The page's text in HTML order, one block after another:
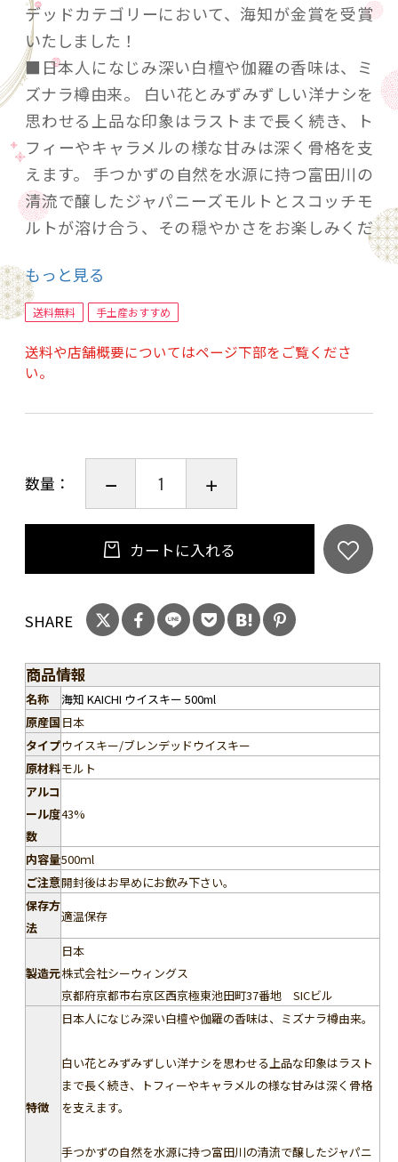
デッドカテゴリーにおいて、海知が金賞を受賞
いたしました！
■日本人になじみ深い白檀や伽羅の香味は、ミ
ズナラ樽由来。 白い花とみずみずしい洋ナシを
思わせる上品な印象はラストまで長く続き、ト
フィーやキャラメルの様な甘みは深く骨格を支
えます。 手つかずの自然を水源に持つ富田川の
清流で醸したジャパニーズモルトとスコッチモ
ルトが溶け合う、その穏やかさをお楽しみくだ
■おすすめの飲み方 奥行きのあるゴールドの液
色が物語るように、華やぎと落ち着き、甘味と
レートで味わうのがオススメです。 アルコール
ズナラの持つ蜜のニュアンスを愉しめます。
アルコール：43%
タイプ:ブレンデッドウイスキー
20歳未満の飲酒は法律で禁止されています。当
店は20歳未満の方への酒類の販売はいたしてお
りません。
ご購入時、「ご注文手続き」画面の「お問い合
い。
ことよりモール会員で生年月日登録済みの方
は、お問い合わせ欄への入力は不要です。
もっと見る
送料無料 手土産おすすめ
送料や店舗概要についてはページ下部をご覧くださ
い。
数量：
カートに入れる
SHARE
商品情報
名称
海知 KAICHI ウイスキー 500ml
原産国 日本
タイプウイスキー/ブレンデッドウイスキー
原材料モルト
アルコ
ール度
数
43%
内容量500ｍl
ご注意開封後はお早めにお飲み下さい。
保存方
法
適温保存
製造元
日本
株式会社シーウィングス
京都府京都市右京区西京極東池田町37番地 SICビル
特徴
日本人になじみ深い白檀や伽羅の香味は、ミズナラ樽由来。
白い花とみずみずしい洋ナシを思わせる上品な印象はラスト
まで長く続き、トフィーやキャラメルの様な甘みは深く骨格
を支えます。
手つかずの自然を水源に持つ富田川の清流で醸したジャパニ